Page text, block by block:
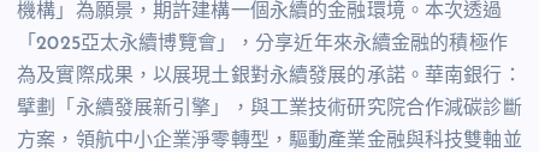
機構」為願景，期許建構一個永續的金融環境。本次透過
「2025亞太永續博覽會」，分享近年來永續金融的積極作
為及實際成果，以展現土銀對永續發展的承諾。華南銀行：
擘劃「永續發展新引擎」，與工業技術研究院合作減碳診斷
方案，領航中小企業淨零轉型，驅動產業金融與科技雙軸並